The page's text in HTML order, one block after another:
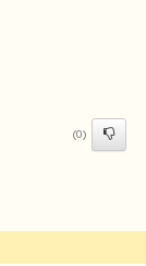
(0)